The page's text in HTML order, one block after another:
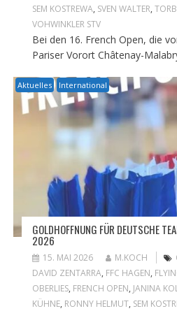
SEM KOSTREWA, SVEN WALTER,
VOHWINKLER STV
Bei den 16. French Open, die
Pariser Vorort Châtenay-
Aktuelles International
GOLDHOFFNUNG FÜR DEUTSCHE
2026
15. MAI 2026 M.KOCH
DAVID ZENTARRA, FFC HAGEN,
OBERLIES, FRENCH OPEN, JANINA
KÜHNE, RONNY HELMUT, SEM